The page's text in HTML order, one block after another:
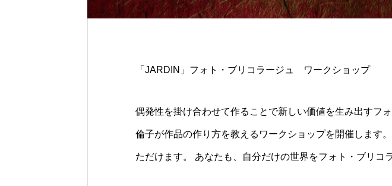
「JARDIN」フォト・ブリコラージュ ワークショップ
偶発性を掛け合わせて作ることで新しい価値を生み出すフ
倫子が作品の作り方を教えるワークショップを開催します
ただけます。 あなたも、自分だけの世界をフォト・ブリコ